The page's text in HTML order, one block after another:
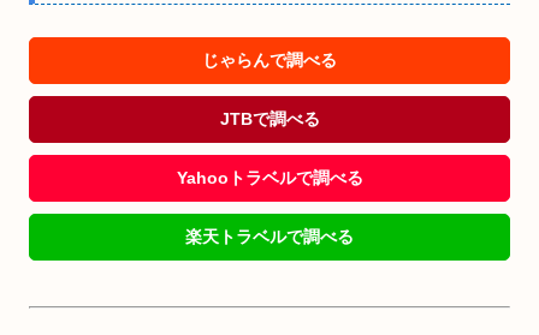
じゃらんで調べる
JTBで調べる
Yahooトラベルで調べる
楽天トラベルで調べる